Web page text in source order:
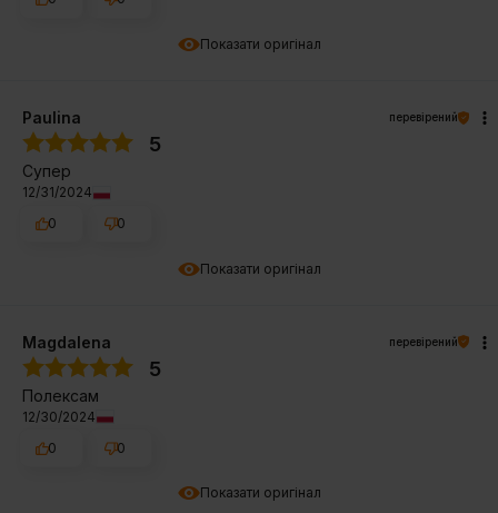
Показати оригінал
Показати оригінал
Paulina перевірений
5
Супер
12/31/2024
0
0
Показати оригінал
Magdalena перевірений
5
Полексам
12/30/2024
0
0